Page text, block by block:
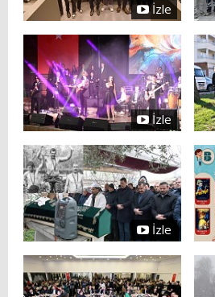
İzle
İzle
İzle